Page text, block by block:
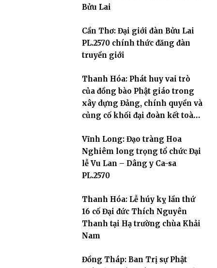
Bửu Lai
Cần Thơ: Đại giới đàn Bửu Lai
PL.2570 chính thức đăng đàn
truyền giới
Thanh Hóa: Phát huy vai trò
của đồng bào Phật giáo trong
xây dựng Đảng, chính quyền và
củng cố khối đại đoàn kết toàn
Vĩnh Long: Đạo tràng Hoa
Nghiêm long trọng tổ chức Đại
lễ Vu Lan – Dâng y Ca-sa
PL.2570
Thanh Hóa: Lễ húy kỵ lần thứ
16 cố Đại đức Thích Nguyên
Thanh tại Hạ trường chùa Khải
Nam
Đồng Tháp: Ban Trị sự Phật